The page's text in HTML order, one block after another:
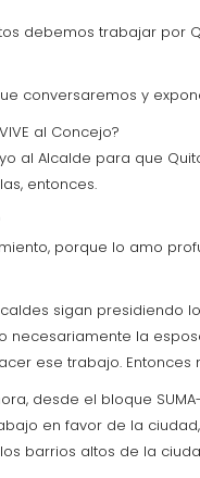
debemos trabajar por
conversaremos y
al Concejo?
al Alcalde para que
entonces.
porque lo amo
sigan presidiendo
necesariamente la
ese trabajo.
desde el bloque SUMA-
en favor de la
barrios altos de la